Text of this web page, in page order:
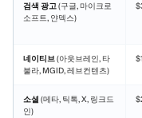
검색 광고(구글, 마이크로
소프트, 얀덱스)
네이티브(아웃브레인, 타
불라, MGID, 레브컨텐츠)
소셜 (메타, 틱톡, X, 링크드
인)